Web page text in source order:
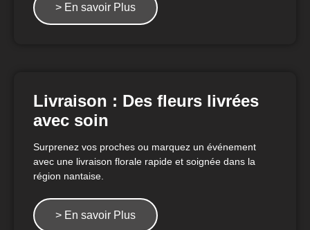
> En savoir Plus
Livraison : Des fleurs livrées
avec soin
Surprenez vos proches ou marquez un événement
avec une livraison florale rapide et soignée dans la
région nantaise.
> En savoir Plus